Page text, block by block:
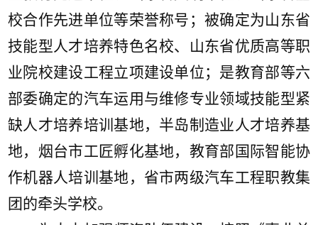
校合作先进单位等荣誉称号；被确定为山东省
技能型人才培养特色名校、山东省优质高等职
业院校建设工程立项建设单位；是教育部等六
部委确定的汽车运用与维修专业领域技能型紧
缺人才培养培训基地，半岛制造业人才培养基
地，烟台市工匠孵化基地，教育部国际智能协
作机器人培训基地，省市两级汽车工程职教集
团的牵头学校。